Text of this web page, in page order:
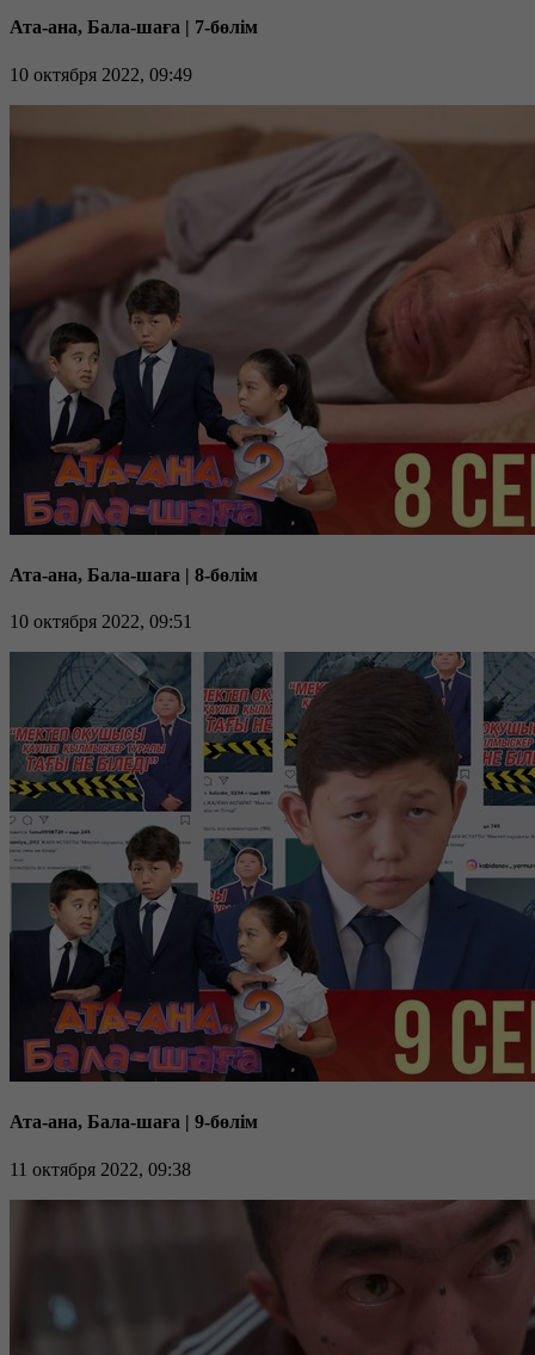
Ата-ана, Бала-шаға | 7-бөлім
10 октября 2022, 09:49
Ата-ана, Бала-шаға | 8-бөлім
10 октября 2022, 09:51
Ата-ана, Бала-шаға | 9-бөлім
11 октября 2022, 09:38